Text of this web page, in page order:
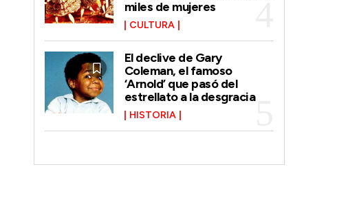
miles de mujeres
CULTURA
El declive de Gary
Coleman, el famoso
‘Arnold’ que pasó del
estrellato a la desgracia
HISTORIA